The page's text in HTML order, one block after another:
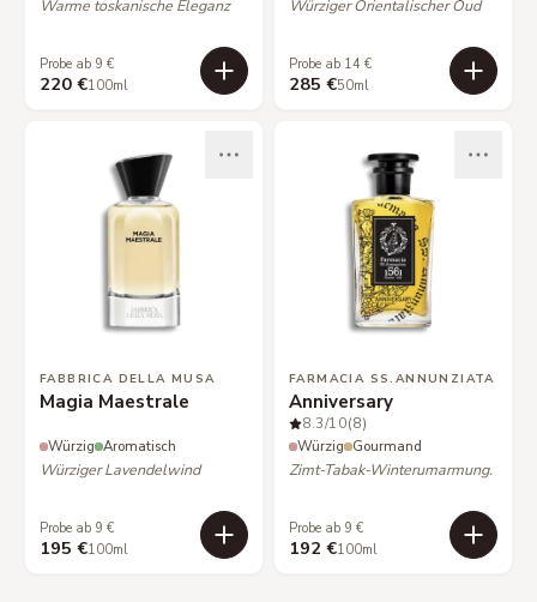
Warme toskanische Eleganz
Probe ab 9 €
220 €100ml
Würziger Orientalischer Oud
Probe ab 14 €
285 €50ml
FABBRICA DELLA MUSA
Magia Maestrale
Würzig Aromatisch
Würziger Lavendelwind
Probe ab 9 €
195 €100ml
FARMACIA SS.ANNUNZIATA
Anniversary
8.3/10(8)
Würzig Gourmand
Zimt-Tabak-Winterumarmung.
Probe ab 9 €
192 €100ml